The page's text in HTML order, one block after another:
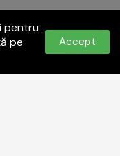
pentru
pe
Accept